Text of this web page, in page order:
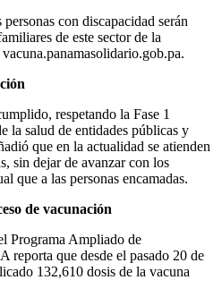
con discapacidad serán
de este sector de la
respetando la Fase 1
la salud de entidades públicas y
que en la actualidad se atienden
sin dejar de avanzar con los
que a las personas encamadas.
de vacunación
Programa Ampliado de
que desde el pasado 20 de
132,610 dosis de la vacuna